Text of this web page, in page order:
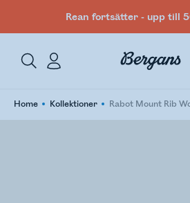
Rean fortsätter - upp till
Home Kollektioner Rabot Mount Rib